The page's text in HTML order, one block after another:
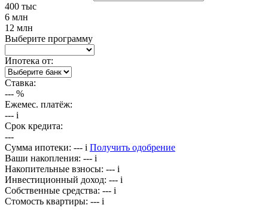
400 тыс
6 млн
12 млн
Выберите программу
Ипотека от:
Ставка:
--- %
Ежемес. платёж:
--- i
Срок кредита:
---
Сумма ипотеки: --- i Получить одобрение
Ваши накопления: --- i
Накопительные взносы: --- i
Инвестиционный доход: --- i
Собственные средства: --- i
Стомость квартиры: --- i